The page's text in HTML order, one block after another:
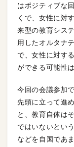
はポジティブな
くで、女性に対
来型の教育シス
用したオルタナ
で、女性に対す
ができる可能性
今回の会議参加
先頭に立って進
と、教育自体は
ではいないとい
などを自国であ